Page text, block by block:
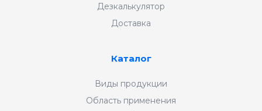
Дезкалькулятор
Доставка
Каталог
Виды продукции
Область применения